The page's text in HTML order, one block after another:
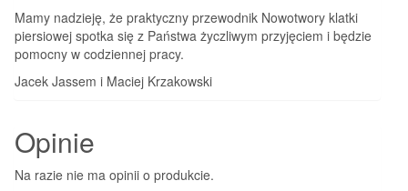
Mamy nadzieję, że praktyczny przewodnik Nowotwory klatki
piersiowej spotka się z Państwa życzliwym przyjęciem i będzie
pomocny w codziennej pracy.
Jacek Jassem i Maciej Krzakowski
Opinie
Na razie nie ma opinii o produkcie.